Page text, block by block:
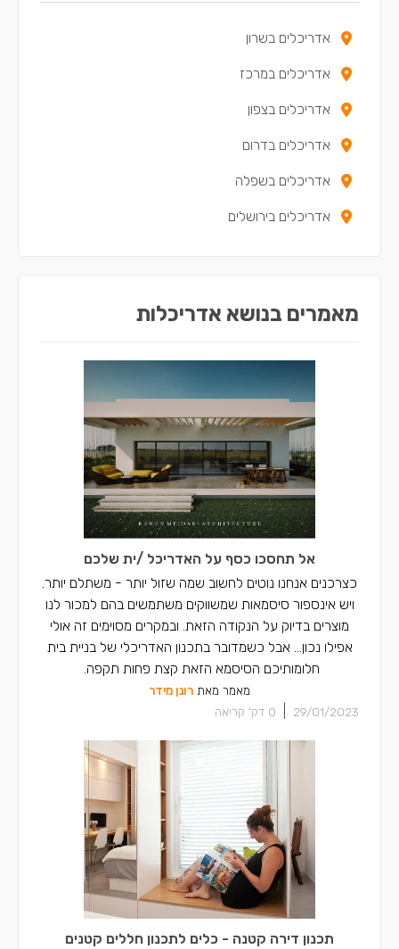
אדריכלים בקריית ארבע
אדריכלים בשרון
אדריכלים במרכז
אדריכלים בצפון
אדריכלים בדרום
אדריכלים בשפלה
אדריכלים בירושלים
מאמרים בנושא אדריכלות
אל תחסכו כסף על האדריכל /ית שלכם
כצרכנים אנחנו נוטים לחשוב שמה שזול יותר - משתלם יותר.
ויש אינספור סיסמאות שמשווקים משתמשים בהם למכור לנו
מוצרים בדיוק על הנקודה הזאת. ובמקרים מסוימים זה אולי
אפילו נכון… אבל כשמדובר בתכנון האדריכלי של בניית בית
חלומותיכם הסיסמא הזאת קצת פחות תקפה.
מאמר מאת רונן מידר
29/01/2023
0 דק' קריאה
תכנון דירה קטנה - כלים לתכנון חללים קטנים